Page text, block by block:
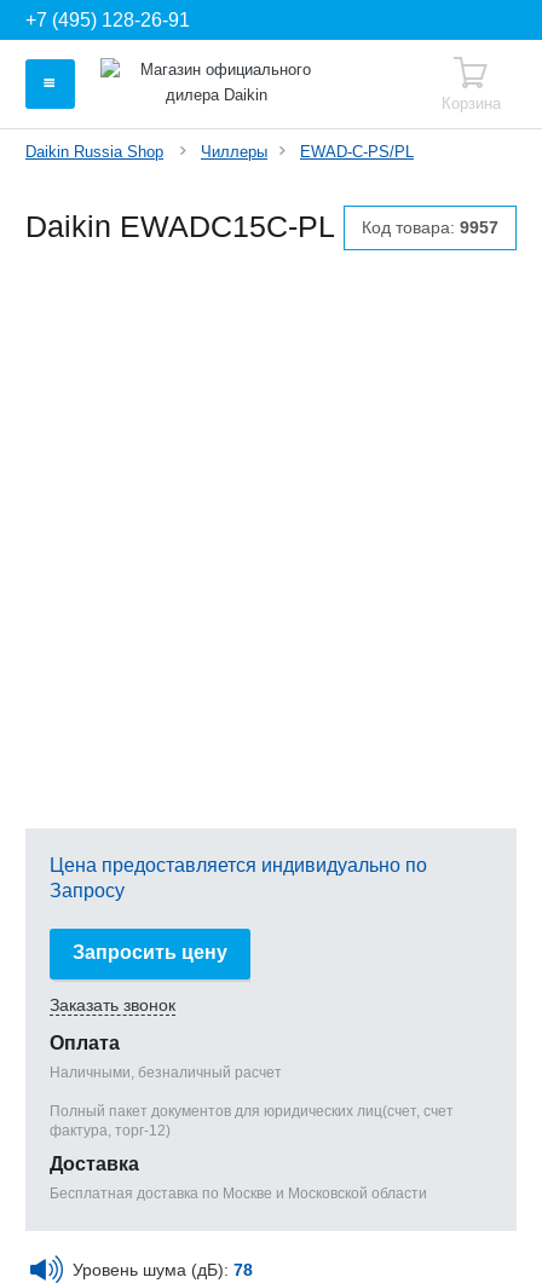
+7 (495) 128-26-91
Корзина
Daikin Russia Shop Чиллеры EWAD-C-PS/PL
Daikin EWADC15C-PL Код товара: 9957
Цена предоставляется индивидуально по
Запросу
Запросить цену
Заказать звонок
Оплата
Наличными, безналичный расчет
Полный пакет документов для юридических лиц(счет, счет
фактура, торг-12)
Доставка
Бесплатная доставка по Москве и Московской области
Уровень шума (дБ): 78